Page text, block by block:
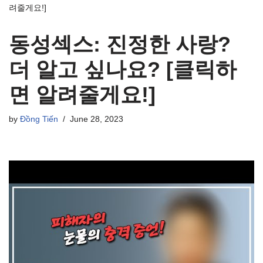
려줄게요!]
동성섹스: 진정한 사랑?
더 알고 싶나요? [클릭하
면 알려줄게요!]
by Đồng Tiến June 28, 2023